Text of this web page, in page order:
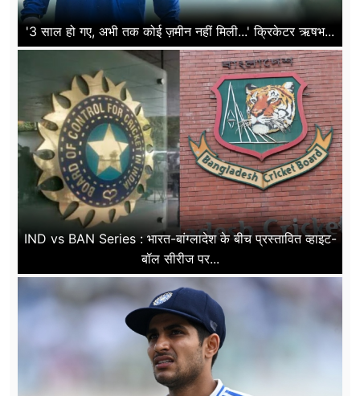
'3 साल हो गए, अभी तक कोई ज़मीन नहीं मिली...' क्रिकेटर ऋषभ...
IND vs BAN Series : भारत-बांग्लादेश के बीच प्रस्तावित व्हाइट-
बॉल सीरीज पर...